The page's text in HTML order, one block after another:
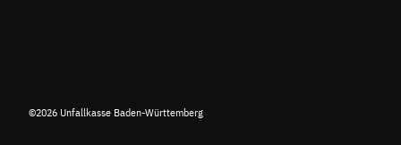
©2026 Unfallkasse Baden-Württemberg